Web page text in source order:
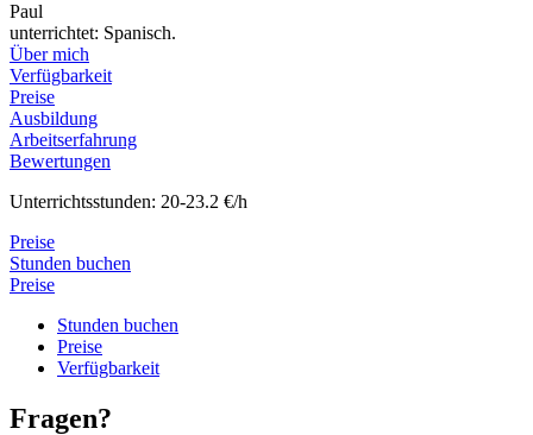
Paul
unterrichtet: Spanisch.
Über mich
Verfügbarkeit
Preise
Ausbildung
Arbeitserfahrung
Bewertungen
Unterrichtsstunden: 20-23.2 €/h
Preise
Stunden buchen
Preise
Stunden buchen
Preise
Verfügbarkeit
Fragen?